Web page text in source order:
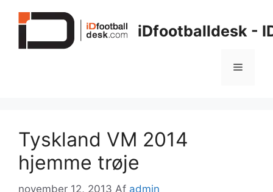
iDfootballdesk -
Menu
Tyskland VM 2014
hjemme trøje
november 12, 2013 Af admin